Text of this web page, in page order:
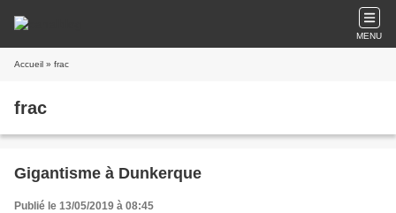
MENU
Accueil » frac
frac
Gigantisme à Dunkerque
Publié le 13/05/2019 à 08:45